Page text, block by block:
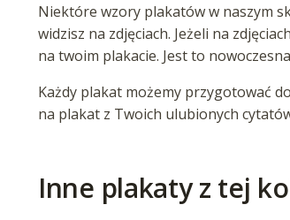
Niektóre wzory plakatów w naszym
widzisz na zdjęciach. Jeżeli na
na twoim plakacie. Jest to
Każdy plakat możemy przygotować
na plakat z Twoich ulubionych
Inne plakaty z tej